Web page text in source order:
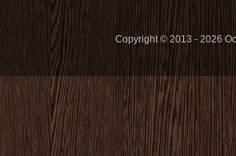
Copyright © 2013 - 2026